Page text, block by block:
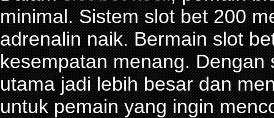
minimal. Sistem slot bet 200
adrenalin naik. Bermain slot
kesempatan menang.
utama jadi lebih besar dan
untuk pemain yang ingin